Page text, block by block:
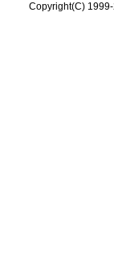
Copyright(C)